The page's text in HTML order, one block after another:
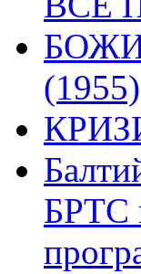
(1955)
БРТС